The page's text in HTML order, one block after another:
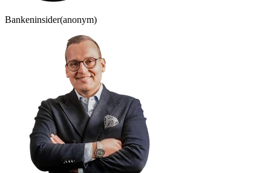
Bankeninsider(anonym)